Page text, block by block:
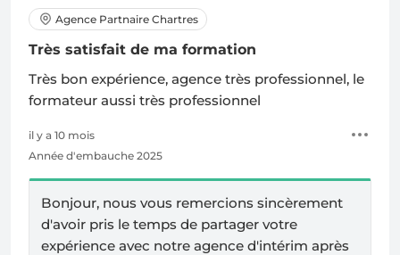
Agence Partnaire Chartres
Très satisfait de ma formation
Très bon expérience, agence très professionnel, le
formateur aussi très professionnel
il y a 10 mois
Année d'embauche 2025
Bonjour, nous vous remercions sincèrement
d'avoir pris le temps de partager votre
expérience avec notre agence d'intérim après